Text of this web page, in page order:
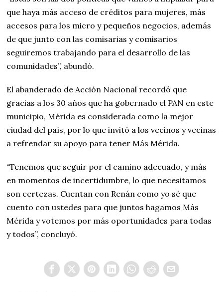
que haya más acceso de créditos para mujeres, más
accesos para los micro y pequeños negocios, además
de que junto con las comisarias y comisarios
seguiremos trabajando para el desarrollo de las
comunidades”, abundó.
El abanderado de Acción Nacional recordó que
gracias a los 30 años que ha gobernado el PAN en este
municipio, Mérida es considerada como la mejor
ciudad del país, por lo que invitó a los vecinos y vecinas
a refrendar su apoyo para tener Más Mérida.
“Tenemos que seguir por el camino adecuado, y más
en momentos de incertidumbre, lo que necesitamos
son certezas. Cuentan con Renán como yo sé que
cuento con ustedes para que juntos hagamos Más
Mérida y votemos por más oportunidades para todas
y todos”, concluyó.